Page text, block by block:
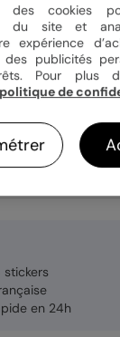
stickers
en 24h
des cookies
du site et
expérience
publicités
Pour plus
politique de